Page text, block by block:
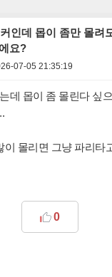
인데 몹이 좀만 몰려
요?
07-05 21:35:19
데 몹이 좀 몰린다 싶
이 몰리면 그냥 파리타
0